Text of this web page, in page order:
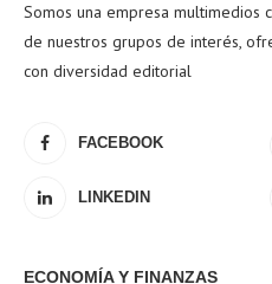
Somos una empresa multimedios
de nuestros grupos de interés,
con diversidad editorial
FACEBOOK
LINKEDIN
ECONOMÍA Y FINANZAS